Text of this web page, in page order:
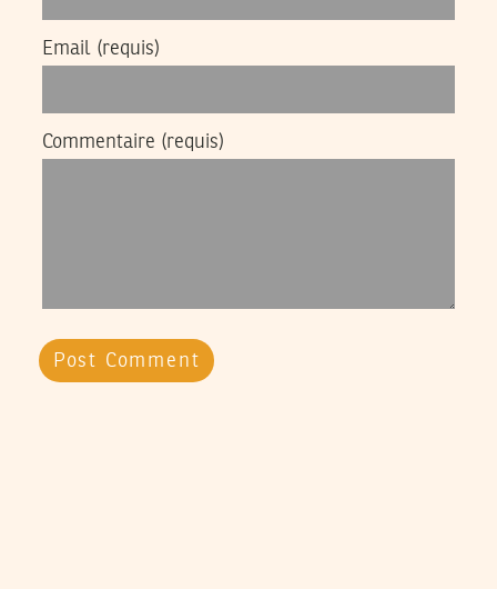
Email (requis)
Commentaire (requis)